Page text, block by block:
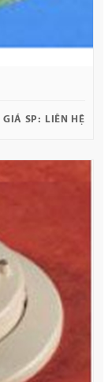
GIÁ SP: LIÊN HỆ